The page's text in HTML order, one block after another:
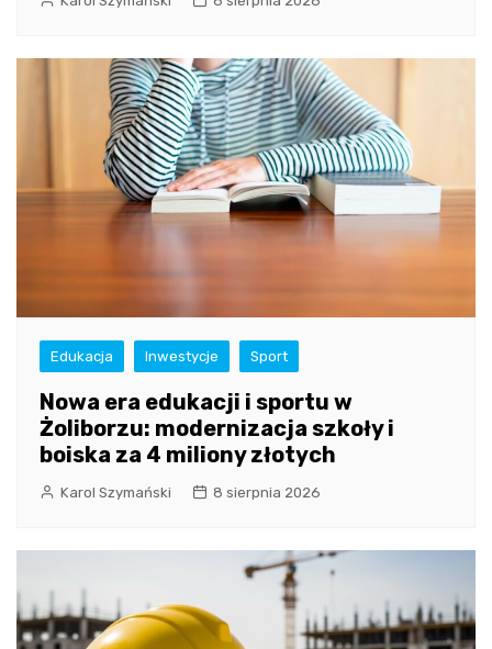
Edukacja Inwestycje Sport
Nowa era edukacji i sportu w
Żoliborzu: modernizacja szkoły i
boiska za 4 miliony złotych
Karol Szymański 8 sierpnia 2026